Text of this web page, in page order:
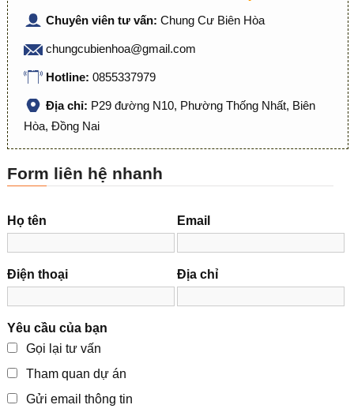
Chuyên viên tư vấn: Chung Cư Biên Hòa
chungcubienhoa@gmail.com
Hotline: 0855337979
Địa chỉ: P29 đường N10, Phường Thống Nhất, Biên
Hòa, Đồng Nai
Form liên hệ nhanh
Họ tên Email
Điện thoại Địa chỉ
Yêu cầu của bạn
Gọi lại tư vấn
Tham quan dự án
Gửi email thông tin